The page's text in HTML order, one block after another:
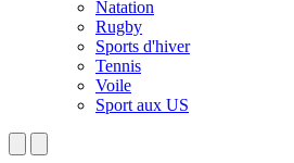
Natation
Rugby
Sports d'hiver
Tennis
Voile
Sport aux US